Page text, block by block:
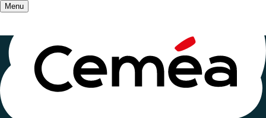
Menu
Accueil/ Les champs d'action /
Terrain d'aventures
Journées d'étude Terrains d'Aventures